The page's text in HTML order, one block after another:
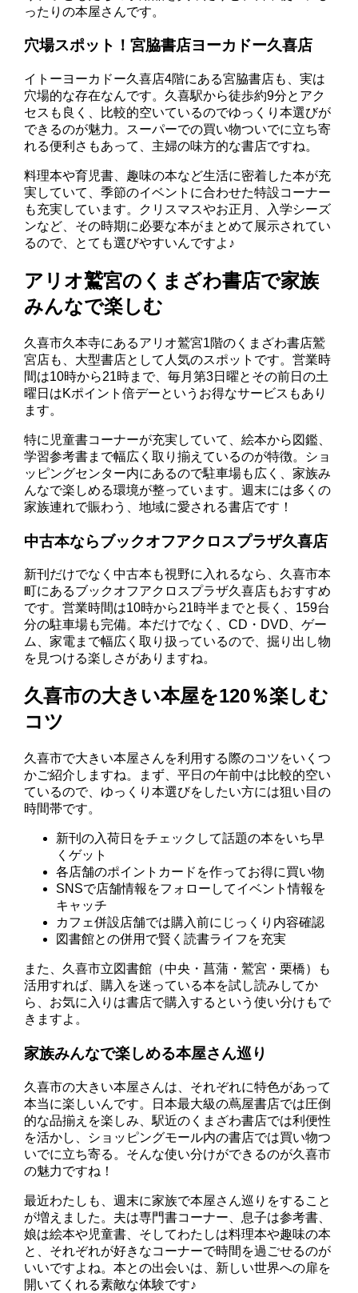
ったりの本屋さんです。
穴場スポット！宮脇書店ヨーカドー久喜店
イトーヨーカドー久喜店4階にある宮脇書店も、実は
穴場的な存在なんです。久喜駅から徒歩約9分とアク
セスも良く、比較的空いているのでゆっくり本選びが
できるのが魅力。スーパーでの買い物ついでに立ち寄
れる便利さもあって、主婦の味方的な書店ですね。
料理本や育児書、趣味の本など生活に密着した本が充
実していて、季節のイベントに合わせた特設コーナー
も充実しています。クリスマスやお正月、入学シーズ
ンなど、その時期に必要な本がまとめて展示されてい
るので、とても選びやすいんですよ♪
アリオ鷲宮のくまざわ書店で家族
みんなで楽しむ
久喜市久本寺にあるアリオ鷲宮1階のくまざわ書店鷲
宮店も、大型書店として人気のスポットです。営業時
間は10時から21時まで、毎月第3日曜とその前日の土
曜日はKポイント倍デーというお得なサービスもあり
ます。
特に児童書コーナーが充実していて、絵本から図鑑、
学習参考書まで幅広く取り揃えているのが特徴。ショ
ッピングセンター内にあるので駐車場も広く、家族み
んなで楽しめる環境が整っています。週末には多くの
家族連れで賑わう、地域に愛される書店です！
中古本ならブックオフアクロスプラザ久喜店
新刊だけでなく中古本も視野に入れるなら、久喜市本
町にあるブックオフアクロスプラザ久喜店もおすすめ
です。営業時間は10時から21時半までと長く、159台
分の駐車場も完備。本だけでなく、CD・DVD、ゲー
ム、家電まで幅広く取り扱っているので、掘り出し物
を見つける楽しさがありますね。
久喜市の大きい本屋を120％楽しむ
コツ
久喜市で大きい本屋さんを利用する際のコツをいくつ
かご紹介しますね。まず、平日の午前中は比較的空い
ているので、ゆっくり本選びをしたい方には狙い目の
時間帯です。
新刊の入荷日をチェックして話題の本をいち早
くゲット
各店舗のポイントカードを作ってお得に買い物
SNSで店舗情報をフォローしてイベント情報を
キャッチ
カフェ併設店舗では購入前にじっくり内容確認
図書館との併用で賢く読書ライフを充実
また、久喜市立図書館（中央・菖蒲・鷲宮・栗橋）も
活用すれば、購入を迷っている本を試し読みしてか
ら、お気に入りは書店で購入するという使い分けもで
きますよ。
家族みんなで楽しめる本屋さん巡り
久喜市の大きい本屋さんは、それぞれに特色があって
本当に楽しいんです。日本最大級の蔦屋書店では圧倒
的な品揃えを楽しみ、駅近のくまざわ書店では利便性
を活かし、ショッピングモール内の書店では買い物つ
いでに立ち寄る。そんな使い分けができるのが久喜市
の魅力ですね！
最近わたしも、週末に家族で本屋さん巡りをすること
が増えました。夫は専門書コーナー、息子は参考書、
娘は絵本や児童書、そしてわたしは料理本や趣味の本
と、それぞれが好きなコーナーで時間を過ごせるのが
いいですよね。本との出会いは、新しい世界への扉を
開いてくれる素敵な体験です♪